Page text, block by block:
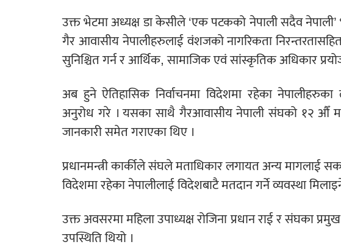
उक्त भेटमा अध्यक्ष डा केसीले ‘एक पटकको नेपाली सदैव
गैर आवासीय नेपालीहरुलाई वंशजको नागरिकता
सुनिश्चित गर्न र आर्थिक, सामाजिक एवं सांस्कृतिक अधिकार
अब हुने ऐतिहासिक निर्वाचनमा विदेशमा रहेका
अनुरोध गरे । यसका साथै गैरआवासीय नेपाली संघको १२ औँ
जानकारी समेत गराएका थिए ।
प्रधानमन्त्री कार्कीले संघले मताधिकार लगायत अन्य मागलाई
विदेशमा रहेका नेपालीलाई विदेशबाटै मतदान गर्ने व्यवस्था
उक्त अवसरमा महिला उपाध्यक्ष रोजिना प्रधान राई र संघका
उपस्थिति थियो ।